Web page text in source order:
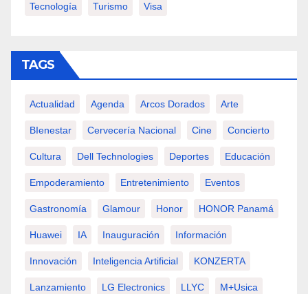
Tecnología Turismo Visa
TAGS
Actualidad Agenda Arcos Dorados Arte
BIenestar Cervecería Nacional Cine Concierto
Cultura Dell Technologies Deportes Educación
Empoderamiento Entretenimiento Eventos
Gastronomía Glamour Honor HONOR Panamá
Huawei IA Inauguración Información
Innovación Inteligencia Artificial KONZERTA
Lanzamiento LG Electronics LLYC M+usica